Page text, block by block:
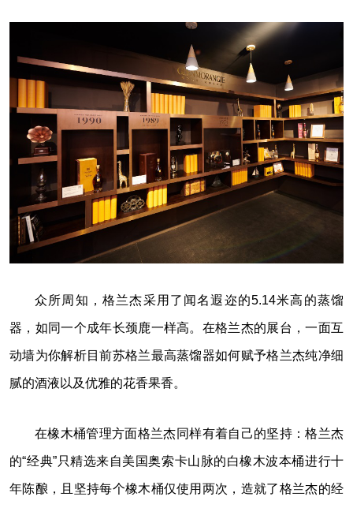
众所周知，格兰杰采用了闻名遐迩的5.14米高的蒸馏
器，如同一个成年长颈鹿一样高。在格兰杰的展台，一面互
动墙为你解析目前苏格兰最高蒸馏器如何赋予格兰杰纯净细
腻的酒液以及优雅的花香果香。
在橡木桶管理方面格兰杰同样有着自己的坚持：格兰杰
的“经典”只精选来自美国奥索卡山脉的白橡木波本桶进行十
年陈酿，且坚持每个橡木桶仅使用两次，造就了格兰杰的经